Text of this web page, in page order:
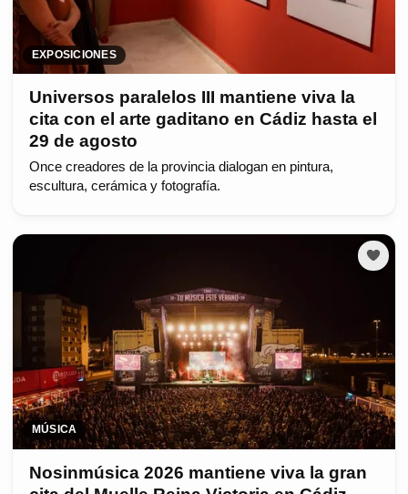
EXPOSICIONES
Universos paralelos III mantiene viva la
cita con el arte gaditano en Cádiz hasta el
29 de agosto
Once creadores de la provincia dialogan en pintura,
escultura, cerámica y fotografía.
MÚSICA
Nosinmúsica 2026 mantiene viva la gran